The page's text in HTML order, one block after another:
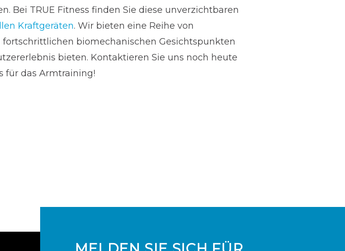
Bei TRUE Fitness finden Sie diese unverzichtbaren
Kraftgeräten. Wir bieten eine Reihe von
biomechanischen Gesichtspunkten
bieten. Kontaktieren Sie uns noch heute
für das Armtraining!